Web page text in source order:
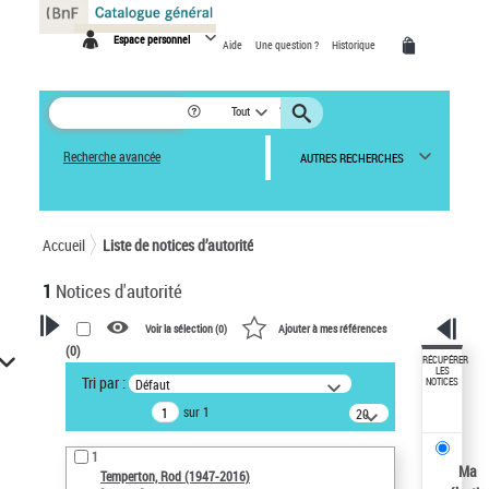
Espace personnel Aide Une question ? Historique
Tout
Recherche avancée AUTRES RECHERCHES
Accueil Liste de notices d’autorité
1 Notices d'autorité
VOTRE RECHERCHE
Recherche avancée dans les
notices d’autorité
Œuvres liées à l'auteur :
Temperton, Rod (1947-2016)
Voir la sélection (0) Ajouter à mes références
(0)
Tri par : Défaut
sur 1
20
résultats/page
1
Temperton, Rod (1947-2016)
RÉCUPÉRER
LES
NOTICES
Ma
Panneau de gestion des cookies